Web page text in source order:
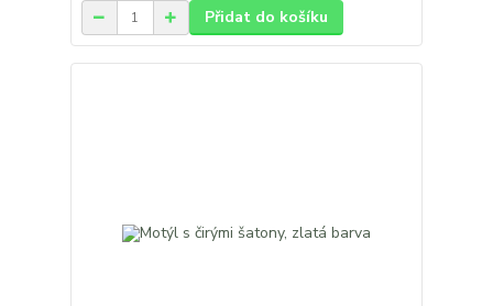
Přidat do košíku